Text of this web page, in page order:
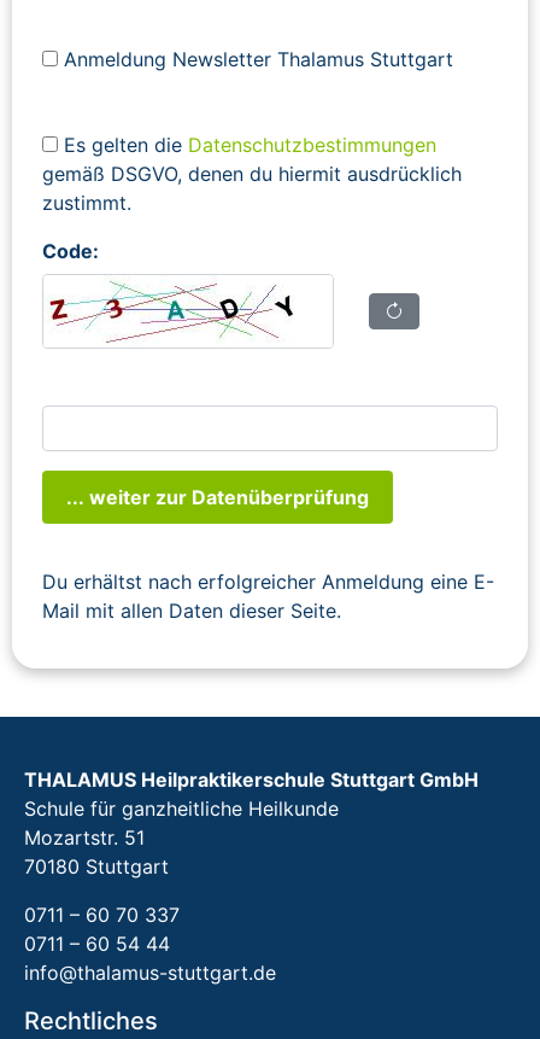
Anmeldung Newsletter Thalamus Stuttgart
Es gelten die Datenschutzbestimmungen
gemäß DSGVO, denen du hiermit ausdrücklich
zustimmt.
Code:
... weiter zur Datenüberprüfung
Du erhältst nach erfolgreicher Anmeldung eine E-
Mail mit allen Daten dieser Seite.
THALAMUS Heilpraktikerschule Stuttgart GmbH
Schule für ganzheitliche Heilkunde
Mozartstr. 51
70180 Stuttgart
0711 – 60 70 337
0711 – 60 54 44
info@thalamus-stuttgart.de
Rechtliches